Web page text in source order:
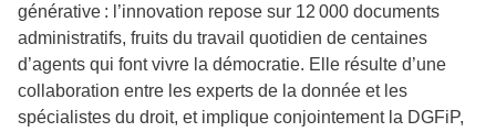
générative : l’innovation repose sur 12 000 documents
administratifs, fruits du travail quotidien de centaines
d’agents qui font vivre la démocratie. Elle résulte d’une
collaboration entre les experts de la donnée et les
spécialistes du droit, et implique conjointement la DGFiP,